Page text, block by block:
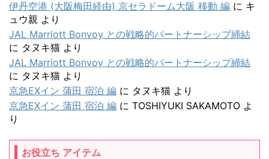
伊丹空港 (大阪梅田経由) 京セラドーム大阪 移動 編 に キ
ュウ親 より
JAL Marriott Bonvoy との戦略的パートナーシップ締結
に タヌキ猫 より
JAL Marriott Bonvoy との戦略的パートナーシップ締結
に タヌキ猫 より
京急EXイン 蒲田 宿泊 編 に タヌキ猫 より
京急EXイン 蒲田 宿泊 編 に TOSHIYUKI SAKAMOTO よ
り
お役立ち アイテム